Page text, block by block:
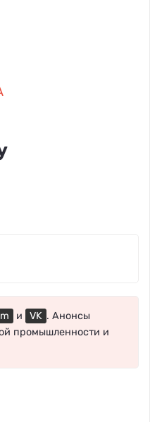
и VK . Анонсы
промышленности и